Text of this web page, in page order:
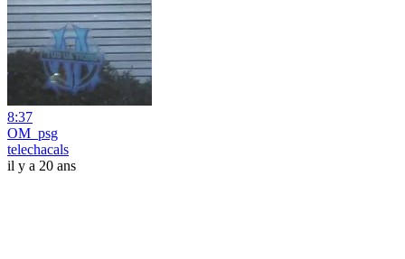
8:37
OM_psg
telechacals
il y a 20 ans